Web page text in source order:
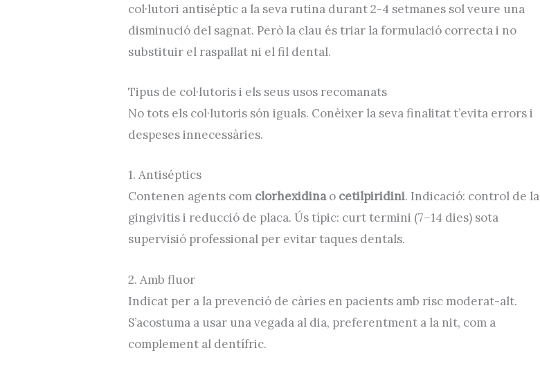
col·lutori antiséptic a la seva rutina durant 2-4 setmanes sol veure una
disminució del sagnat. Però la clau és triar la formulació correcta i no
substituir el raspallat ni el fil dental.
Tipus de col·lutoris i els seus usos recomanats
No tots els col·lutoris són iguals. Conèixer la seva finalitat t’evita errors i
despeses innecessàries.
1. Antiséptics
Contenen agents com clorhexidinao cetilpiridini. Indicació: control de la
gingivitis i reducció de placa. Ús típic: curt termini (7–14 dies) sota
supervisió professional per evitar taques dentals.
2. Amb fluor
Indicat per a la prevenció de càries en pacients amb risc moderat-alt.
S’acostuma a usar una vegada al dia, preferentment a la nit, com a
complement al dentífric.